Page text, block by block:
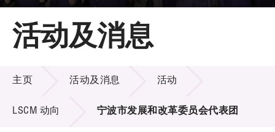
主页
关于LSCM
技术商品化
项目及资助计划
活动及消息
活动及消息
活动及消息
主页 活动及消息 活动
LSCM 动向 宁波市发展和改革委员会代表团